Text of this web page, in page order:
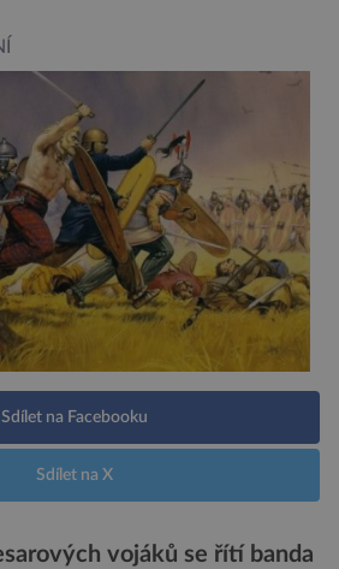
Sdílet na Facebooku
Sdílet na X
vojáků se řítí banda